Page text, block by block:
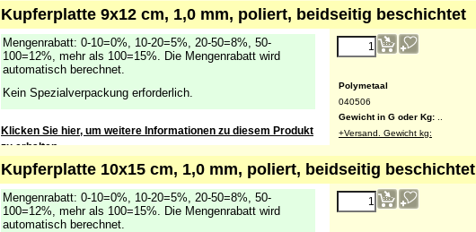
Kupferplatte 9x12 cm, 1,0 mm, poliert, beidseitig beschichtet
Polymetaal
040506
Gewicht in G oder Kg:
+Versand. Gewicht kg:
Mengenrabatt: 0-10=0%, 10-20=5%, 20-50=8%, 50-
100=12%, mehr als 100=15%. Die Mengenrabatt wird
automatisch berechnet.
Kein Spezialverpackung erforderlich.
Klicken Sie hier, um weitere Informationen zu diesem Produkt
zu erhalten
Kupferplatte 10x15 cm, 1,0 mm, poliert, beidseitig beschichtet
Mengenrabatt: 0-10=0%, 10-20=5%, 20-50=8%, 50-
100=12%, mehr als 100=15%. Die Mengenrabatt wird
automatisch berechnet.